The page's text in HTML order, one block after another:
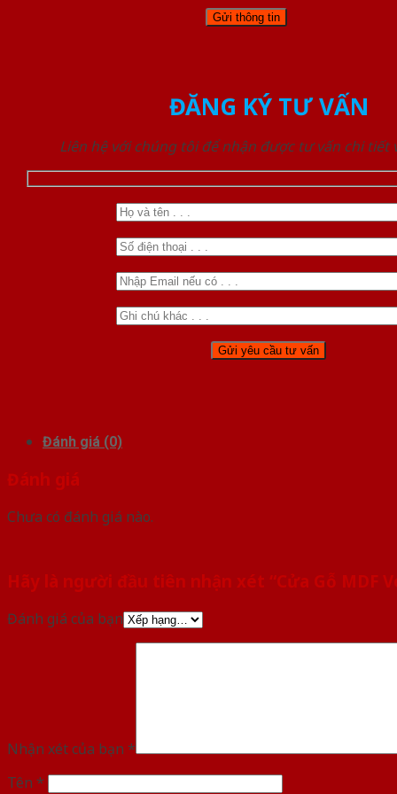
ĐĂNG KÝ TƯ VẤN
Liên hệ với chúng tôi để nhận được tư vấn chi tiết
Đánh giá (0)
Đánh giá
Chưa có đánh giá nào.
Hãy là người đầu tiên nhận xét “Cửa Gỗ MDF
Đánh giá của bạn
Nhận xét của bạn *
Tên *